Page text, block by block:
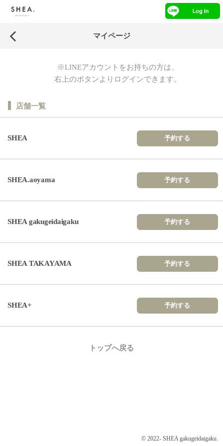
マイページ
※LINEアカウントをお持ちの方は、
右上のボタンよりログインできます。
店舗一覧
SHEA 予約する
SHEA.aoyama 予約する
SHEA gakugeidaigaku 予約する
SHEA TAKAYAMA 予約する
SHEA+ 予約する
トップへ戻る
© 2022- SHEA gakugeidaigaku.